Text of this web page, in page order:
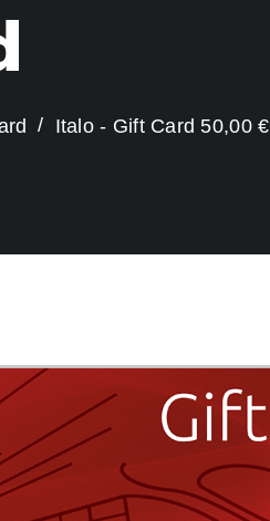
Italo - Gift Card 50,00 €